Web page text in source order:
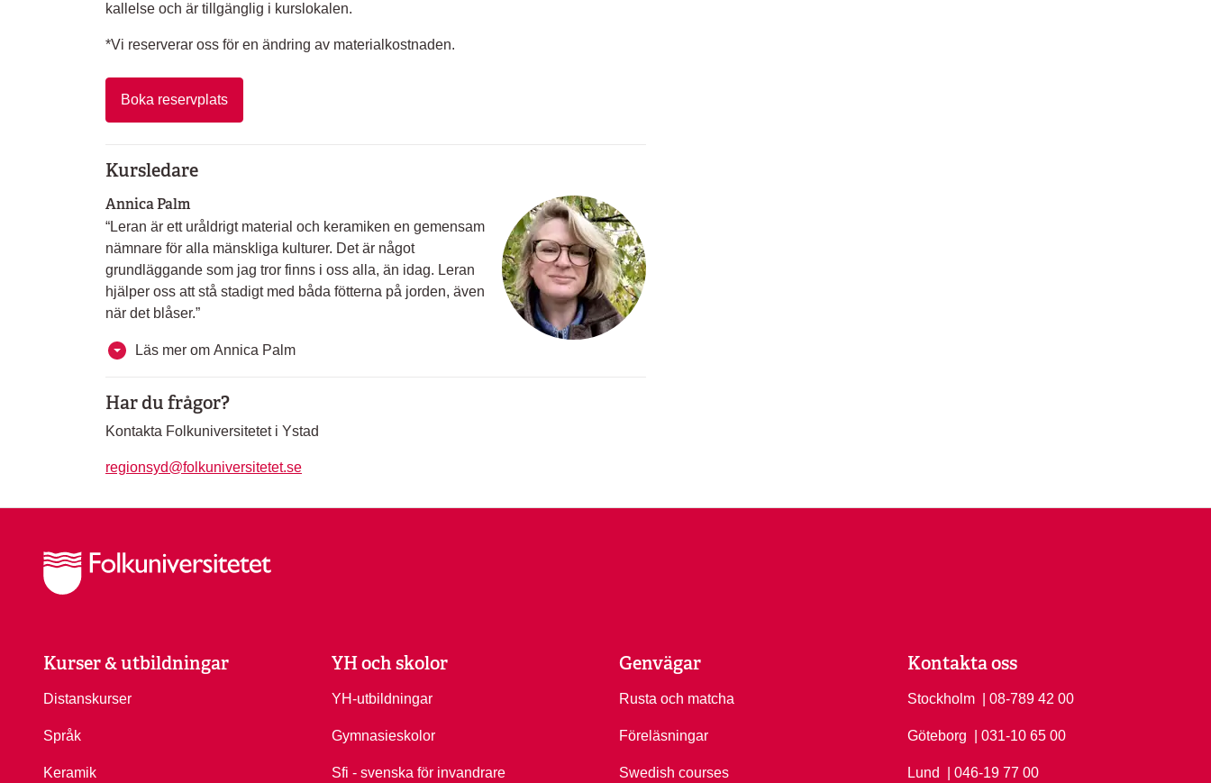
kallelse och är tillgänglig i kurslokalen.
*Vi reserverar oss för en ändring av materialkostnaden.
Boka reservplats
Kursledare
Annica Palm
“Leran är ett uråldrigt material och keramiken en gemensam
nämnare för alla mänskliga kulturer. Det är något
grundläggande som jag tror finns i oss alla, än idag. Leran
hjälper oss att stå stadigt med båda fötterna på jorden, även
när det blåser.”
Läs mer om Annica Palm
Har du frågor?
Kontakta Folkuniversitetet i Ystad
regionsyd@folkuniversitetet.se
Kurser & utbildningar
Distanskurser
Språk
Keramik
YH och skolor
YH-utbildningar
Gymnasieskolor
Sfi - svenska för invandrare
Genvägar
Rusta och matcha
Föreläsningar
Swedish courses
Kontakta oss
Stockholm Ring Stockholm på
| 08-789 42 00
Göteborg Ring Göteborg på
| 031-10 65 00
Lund Ring Lund på
| 046-19 77 00